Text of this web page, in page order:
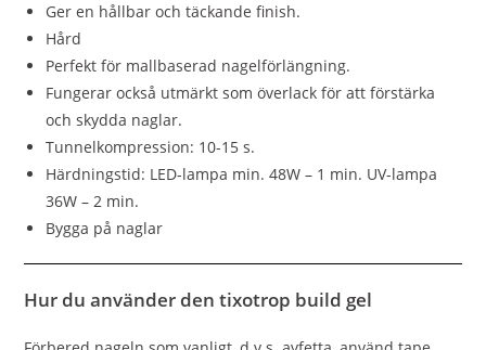
Ger en hållbar och täckande finish.
Hård
Perfekt för mallbaserad nagelförlängning.
Fungerar också utmärkt som överlack för att förstärka
och skydda naglar.
Tunnelkompression: 10-15 s.
Härdningstid: LED-lampa min. 48W – 1 min. UV-lampa
36W – 2 min.
Bygga på naglar
Hur du använder den tixotrop build gel